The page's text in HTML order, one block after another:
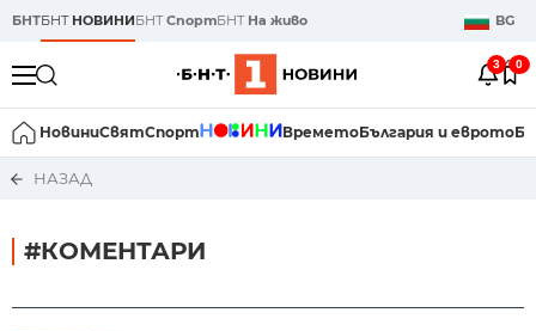
БНТБНТ НОВИНИБНТСпортБНТ На живо BG
3 0
НовиниСвятСпорт ВреметоБългария и еврото
НАЗАД
#КОМЕНТАРИ